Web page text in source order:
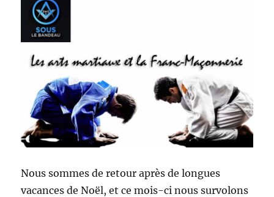
Nous sommes de retour après de longues
vacances de Noël, et ce mois-ci nous survolons